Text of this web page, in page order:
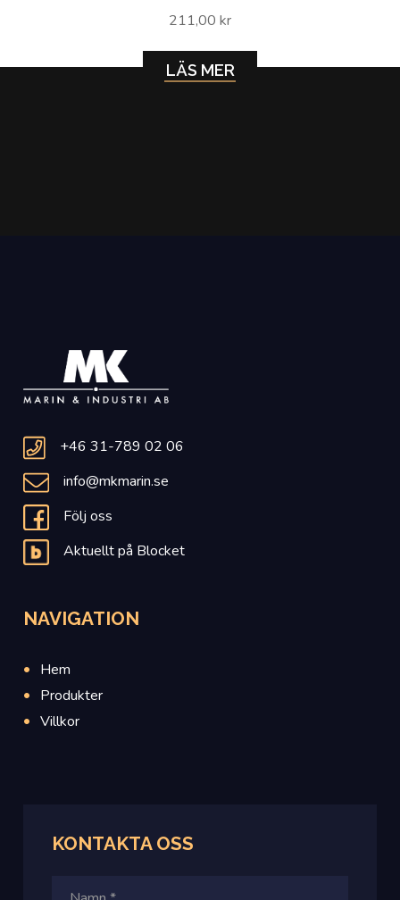
211,00 kr
LÄS MER
+46 31-789 02 06
info@mkmarin.se
Följ oss
Aktuellt på Blocket
NAVIGATION
Hem
Produkter
Villkor
KONTAKTA OSS